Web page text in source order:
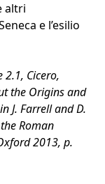
altri
e l’esilio
2.1, Cicero,
the Origins and
in J. Farrell and D.
Roman
2013, p.